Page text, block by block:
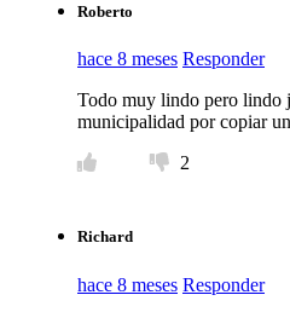
Roberto
hace 8 meses Responder
Todo muy lindo pero lindo
municipalidad por copiar
2
Richard
hace 8 meses Responder